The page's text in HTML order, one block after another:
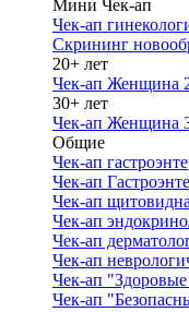
Мини Чек-ап
Чек-ап
Скрининг
20+ лет
Чек-ап Женщина
30+ лет
Чек-ап Женщина
Общие
Чек-ап
Чек-ап
Чек-ап
Чек-ап
Чек-ап
Чек-ап
Чек-ап
Чек-ап